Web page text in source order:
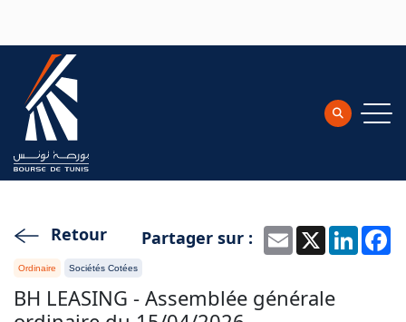
Retour Partager sur : EmailX
Ordinaire Sociétés Cotées
BH LEASING - Assemblée générale